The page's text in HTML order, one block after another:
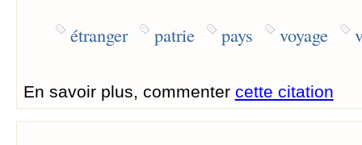
étranger patrie pays voyage
En savoir plus, commenter cette citation